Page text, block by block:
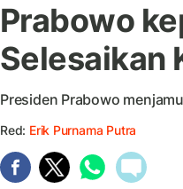
Prabowo
Selesaikan
Presiden Prabowo
Red: Erik Purnama Putra